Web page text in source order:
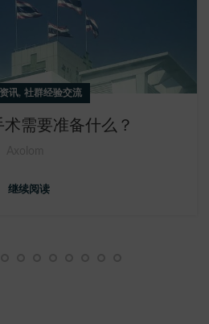
讯, 社群经验交流
需要准备什么？
继续阅读